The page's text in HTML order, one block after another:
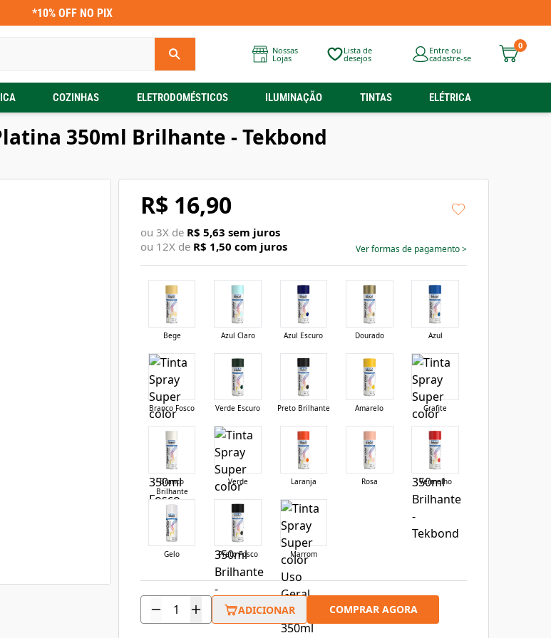
*10% OFF NO PIX
Nossas
Lojas
Lista de
desejos
Entre ou
cadastre-se
0
COZINHAS ELETRODOMÉSTICOS ILUMINAÇÃO TINTAS ELÉTRICA
350ml Brilhante - Tekbond
R$ 16,90
ou 3X de R$ 5,63 sem juros
ou 12X de R$ 1,50 com juros Ver formas de pagamento>
Bege Azul Claro Azul Escuro Dourado Azul
Branco Fosco Verde Escuro Preto Brilhante Amarelo Grafite
Branco
Brilhante
Verde Laranja Rosa Vermelho
Gelo Preto Fosco Marrom
ADICIONAR COMPRAR AGORA